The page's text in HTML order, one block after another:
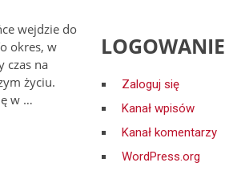
wejdzie do
okres, w
czas na
życiu.
w …
LOGOWANIE
Zaloguj się
Kanał wpisów
Kanał komentarzy
WordPress.org